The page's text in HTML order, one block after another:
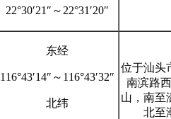
22°30′21″～22°31′20″
东经
116°43′14″～116°43′32″
北纬
位于汕头
南滨路
山，南至
北至